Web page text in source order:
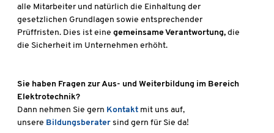
alle Mitarbeiter und natürlich die Einhaltung der
gesetzlichen Grundlagen sowie entsprechender
Prüffristen. Dies ist eine gemeinsame Verantwortung, die
die Sicherheit im Unternehmen erhöht.
Sie haben Fragen zur Aus- und Weiterbildung im Bereich
Elektrotechnik?
Dann nehmen Sie gern Kontakt mit uns auf,
unsere Bildungsberater sind gern für Sie da!